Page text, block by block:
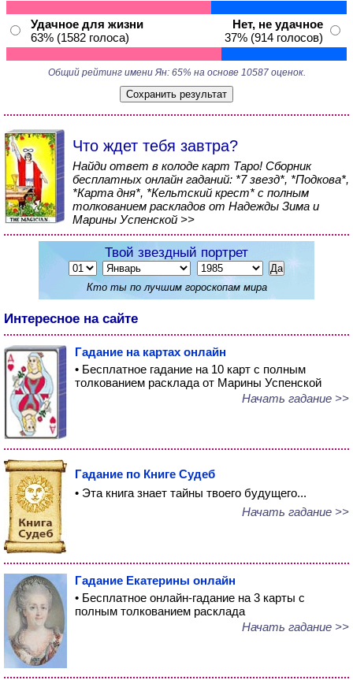
Удачное для жизни
63% (1582 голоса)
Нет, не удачное
37% (914 голосов)
Общий рейтинг имени Ян: 65% на основе 10587 оценок.
Что ждет тебя завтра?
Найди ответ в колоде карт Таро! Сборник
бесплатных онлайн гаданий: *7 звезд*, *Подкова*,
*Карта дня*, *Кельтский крест* с полным
толкованием раскладов от Надежды Зима и
Марины Успенской >>
Твой звездный портрет
Кто ты по лучшим гороскопам мира
Интересное на сайте
Гадание на картах онлайн
• Бесплатное гадание на 10 карт с полным
толкованием расклада от Марины Успенской
Начать гадание >>
Гадание по Книге Судеб
• Эта книга знает тайны твоего будущего...
Начать гадание >>
Гадание Екатерины онлайн
• Бесплатное онлайн-гадание на 3 карты с
полным толкованием расклада
Начать гадание >>